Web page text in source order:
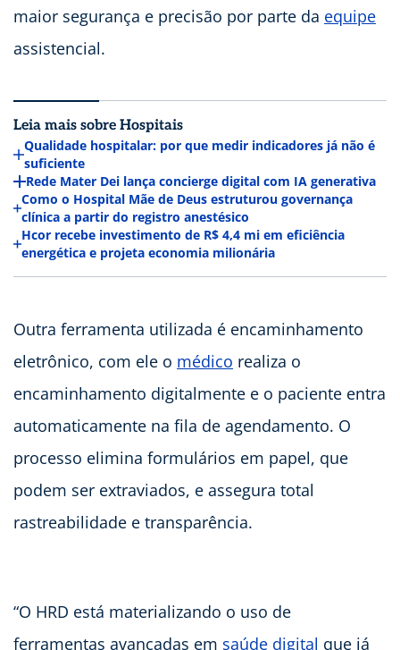
maior segurança e precisão por parte da equipe
assistencial.
Leia mais sobre Hospitais
Qualidade hospitalar: por que medir indicadores já não é
suficiente
Rede Mater Dei lança concierge digital com IA generativa
Como o Hospital Mãe de Deus estruturou governança
clínica a partir do registro anestésico
Hcor recebe investimento de R$ 4,4 mi em eficiência
energética e projeta economia milionária
Outra ferramenta utilizada é encaminhamento
eletrônico, com ele o médico realiza o
encaminhamento digitalmente e o paciente entra
automaticamente na fila de agendamento. O
processo elimina formulários em papel, que
podem ser extraviados, e assegura total
rastreabilidade e transparência.
“O HRD está materializando o uso de
ferramentas avançadas em saúde digital que já